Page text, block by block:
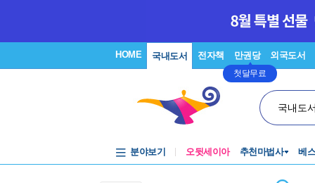
HOME 국내도서 전자책 만권당
첫달무료
외국도서
국내도
분야보기 오뒷세이아 추천마법사 베